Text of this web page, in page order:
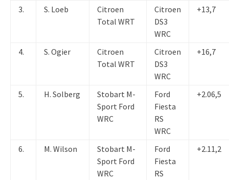
3. S. Loeb
Citroen
Total WRT
Citroen
DS3
WRC
+13,7
4. S. Ogier
Citroen
Total WRT
Citroen
DS3
WRC
+16,7
5. H. Solberg
Stobart M-
Sport Ford
WRC
Ford
Fiesta
RS
WRC
+2.06,5
6. M. Wilson
Stobart M-
Sport Ford
WRC
Ford
Fiesta
RS
+2.11,2